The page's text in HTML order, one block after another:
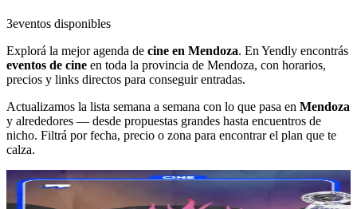
3eventos disponibles
Explorá la mejor agenda de cine en Mendoza. En Yendly encontrás
eventos de cine en toda la provincia de Mendoza, con horarios,
precios y links directos para conseguir entradas.
Actualizamos la lista semana a semana con lo que pasa en Mendoza
y alrededores — desde propuestas grandes hasta encuentros de
nicho. Filtrá por fecha, precio o zona para encontrar el plan que te
calza.
Finalizado
Nave UNCUYO